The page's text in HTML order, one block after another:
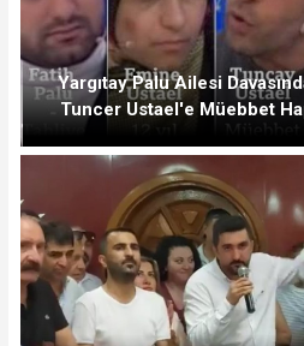
Yargıtay Palu Ailesi
Tuncer Ustael'e Müebbet